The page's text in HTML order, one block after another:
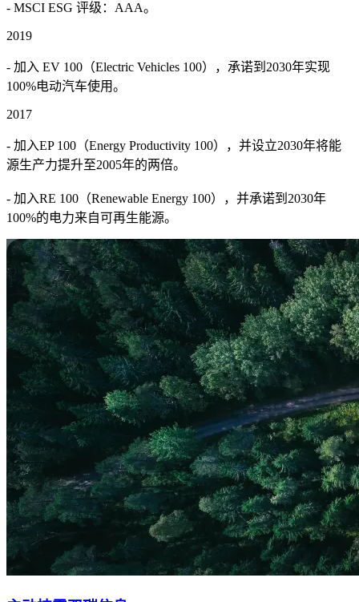
- MSCI ESG 评级：AAA。
2019
- 加入 EV 100（Electric Vehicles 100），承诺到2030年实现
100%电动汽车使用。
2017
- 加入EP 100（Energy Productivity 100），并设立2030年将能
源生产力提升至2005年的两倍。
- 加入RE 100（Renewable Energy 100），并承诺到2030年
100%的电力来自可再生能源。